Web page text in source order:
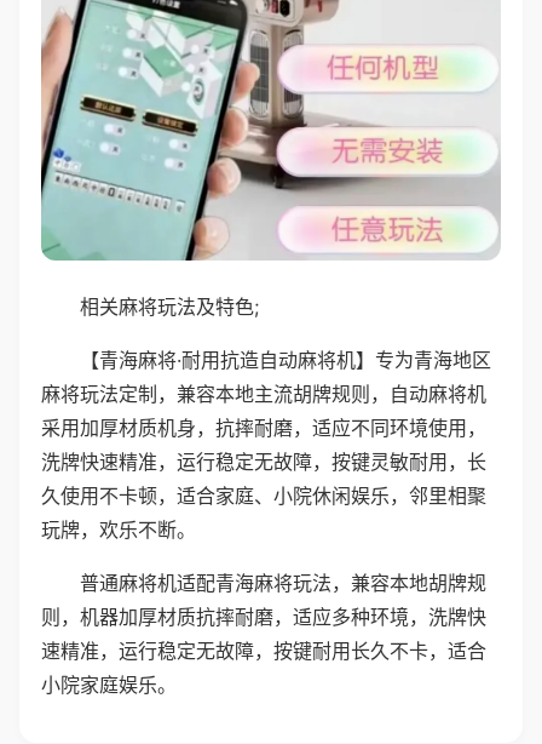
相关麻将玩法及特色;
【青海麻将·耐用抗造自动麻将机】专为青海地区
麻将玩法定制，兼容本地主流胡牌规则，自动麻将机
采用加厚材质机身，抗摔耐磨，适应不同环境使用，
洗牌快速精准，运行稳定无故障，按键灵敏耐用，长
久使用不卡顿，适合家庭、小院休闲娱乐，邻里相聚
玩牌，欢乐不断。
普通麻将机适配青海麻将玩法，兼容本地胡牌规
则，机器加厚材质抗摔耐磨，适应多种环境，洗牌快
速精准，运行稳定无故障，按键耐用长久不卡，适合
小院家庭娱乐。